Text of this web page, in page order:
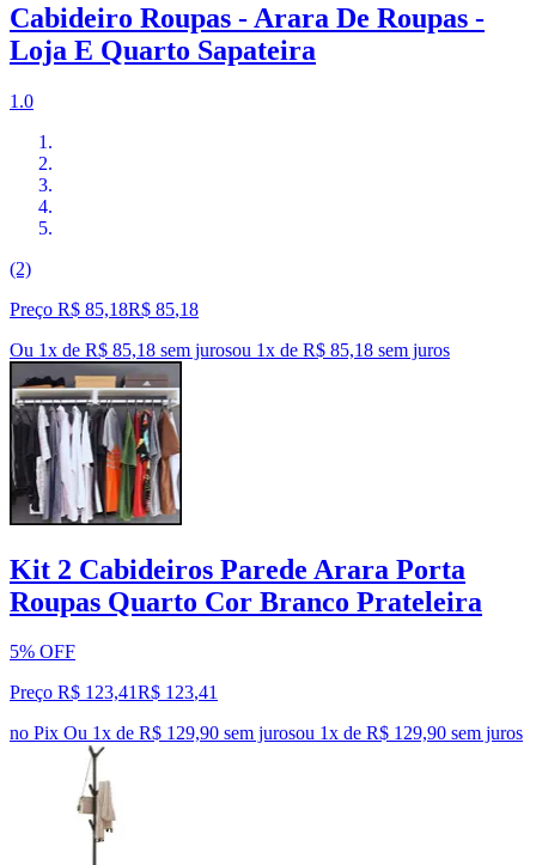
Cabideiro Roupas - Arara De Roupas -
Loja E Quarto Sapateira
1.0
(2)
Preço R$ 85,18R$ 85,18
Ou 1x de R$ 85,18 sem jurosou 1x de R$ 85,18 sem juros
Kit 2 Cabideiros Parede Arara Porta
Roupas Quarto Cor Branco Prateleira
5% OFF
Preço R$ 123,41R$ 123,41
no Pix Ou 1x de R$ 129,90 sem jurosou 1x de R$ 129,90 sem juros